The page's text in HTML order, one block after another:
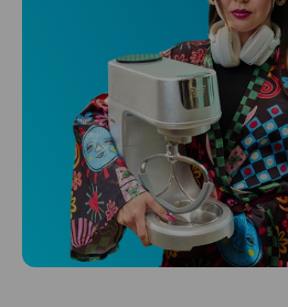
Niceboy ONE Ultra
Hlídá ti zdraví, spánek i pohyb a
tomu platí.